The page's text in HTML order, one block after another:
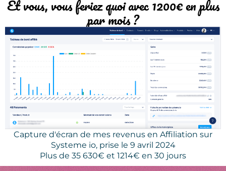
Et vous, vous feriez quoi avec 1200€ en plus
par mois ?
Capture d'écran de mes revenus en Affiliation sur
Systeme io, prise le 9 avril 2024
Plus de 35 630€ et 1214€ en 30 jours